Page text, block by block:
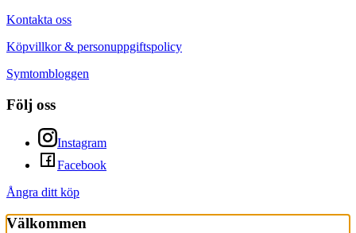
Kontakta oss
Köpvillkor & personuppgiftspolicy
Symtombloggen
Följ oss
Instagram
Facebook
Ångra ditt köp
Välkommen